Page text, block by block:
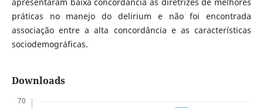
práticas no manejo do delirium e não foi encontrada
associação entre a alta concordância e as características
sociodemográficas.
Downloads